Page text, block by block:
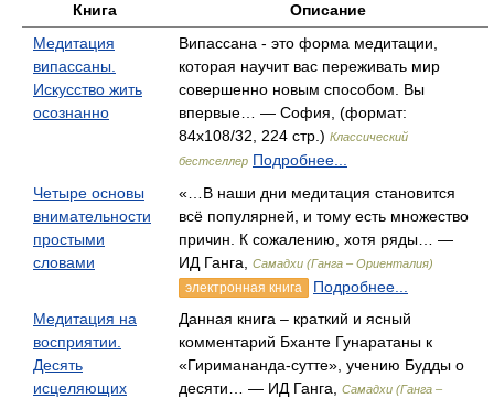
Книга
Описание
Медитация
випассаны.
Искусство жить
осознанно
Випассана - это форма медитации,
которая научит вас переживать мир
совершенно новым способом. Вы
впервые… — София, (формат:
84x108/32, 224 стр.) Классический
бестселлер Подробнее...
Четыре основы
внимательности
простыми
словами
«…В наши дни медитация становится
всё популярней, и тому есть множество
причин. К сожалению, хотя ряды… —
ИД Ганга,
Самадхи (Ганга – Ориенталия)
электронная книга
Подробнее...
Медитация на
восприятии.
Десять
исцеляющих
Данная книга – краткий и ясный
комментарий Бханте Гунаратаны к
«Гиримананда-сутте», учению Будды о
десяти… — ИД Ганга,
Самадхи (Ганга –